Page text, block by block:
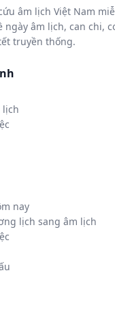
âm lịch Việt Nam
ngày âm lịch, can chi,
truyền thống.
lịch
nay
lịch sang âm lịch